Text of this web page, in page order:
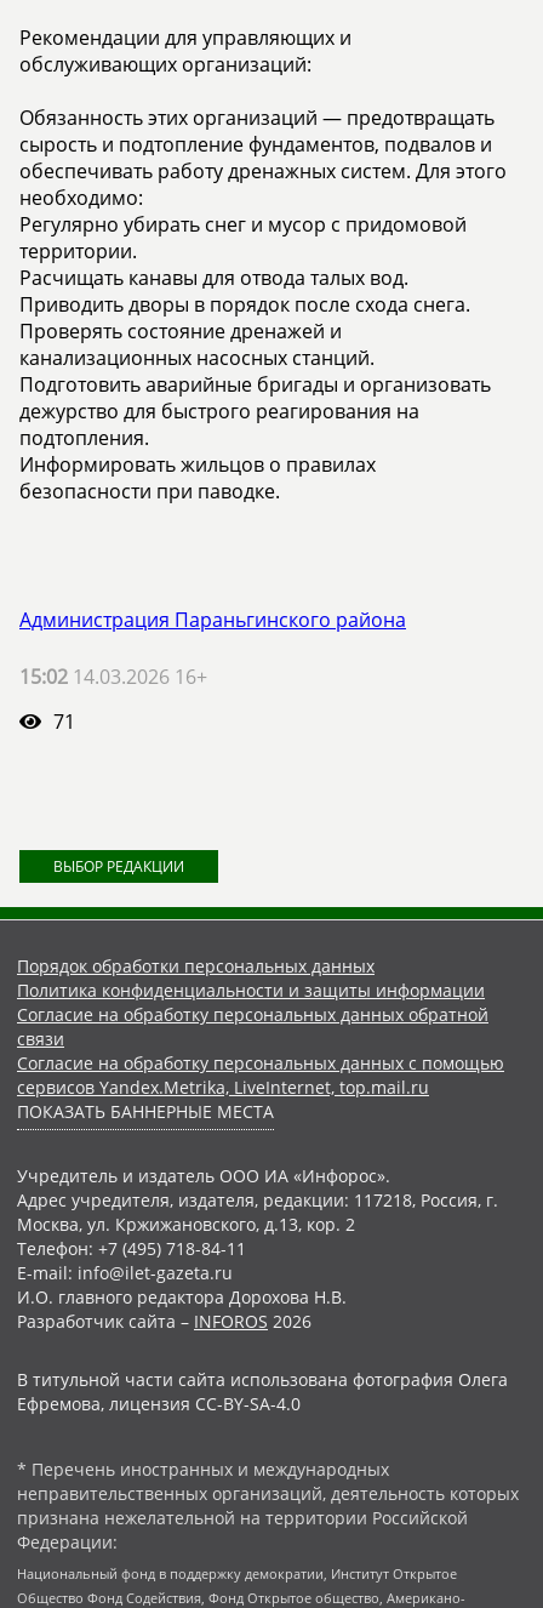
Рекомендации для управляющих и
обслуживающих организаций:
Обязанность этих организаций — предотвращать
сырость и подтопление фундаментов, подвалов и
обеспечивать работу дренажных систем. Для этого
необходимо:
️Регулярно убирать снег и мусор с придомовой
территории.
️Расчищать канавы для отвода талых вод.
️Приводить дворы в порядок после схода снега.
️Проверять состояние дренажей и
канализационных насосных станций.
️Подготовить аварийные бригады и организовать
дежурство для быстрого реагирования на
подтопления.
️Информировать жильцов о правилах
безопасности при паводке.
Администрация Параньгинского района
15:02 14.03.2026 16+
71
ВЫБОР РЕДАКЦИИ
Порядок обработки персональных данных
Политика конфиденциальности и защиты информации
Согласие на обработку персональных данных обратной
связи
Согласие на обработку персональных данных с помощью
сервисов Yandex.Metrika, LiveInternet, top.mail.ru
ПОКАЗАТЬ БАННЕРНЫЕ МЕСТА
Учредитель и издатель ООО ИА «Инфорос».
Адрес учредителя, издателя, редакции: 117218, Россия, г.
Москва, ул. Кржижановского, д.13, кор. 2
Телефон: +7 (495) 718-84-11
E-mail: info@ilet-gazeta.ru
И.О. главного редактора Дорохова Н.В.
Разработчик сайта – INFOROS 2026
В титульной части сайта использована фотография Олега
Ефремова, лицензия CC-BY-SA-4.0
* Перечень иностранных и международных
неправительственных организаций, деятельность которых
признана нежелательной на территории Российской
Федерации:
Национальный фонд в поддержку демократии, Институт Открытое
Общество Фонд Содействия, Фонд Открытое общество, Американо-